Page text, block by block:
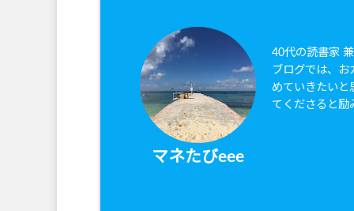
マネたびeee
40代の読書家
ブログでは、お
めていきたいと
てくださると励